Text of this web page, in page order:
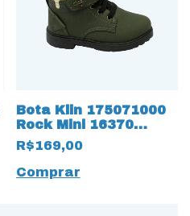
Bota Klin 175071000
Rock Mini 16370
Verde Oliva
R$169,00
Comprar